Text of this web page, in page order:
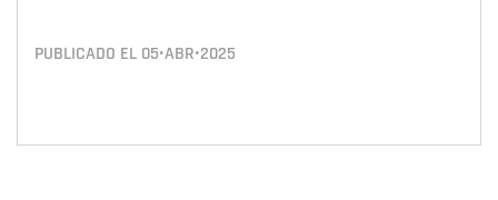
PUBLICADO EL 05•ABR•2025